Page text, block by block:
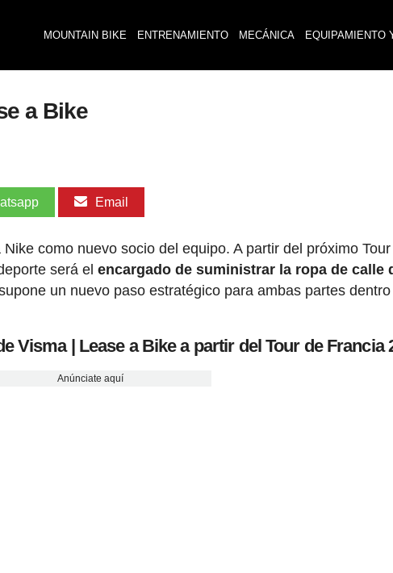
MOUNTAIN BIKE ENTRENAMIENTO MECÁNICA EQUIPAMIENTO
a Bike
Email
como nuevo socio del equipo. A partir del próximo
será elencargado de suministrar la ropa de calle
un nuevo paso estratégico para ambas partes dentro
Visma | Lease a Bike a partir del Tour de Francia
Anúnciate aquí